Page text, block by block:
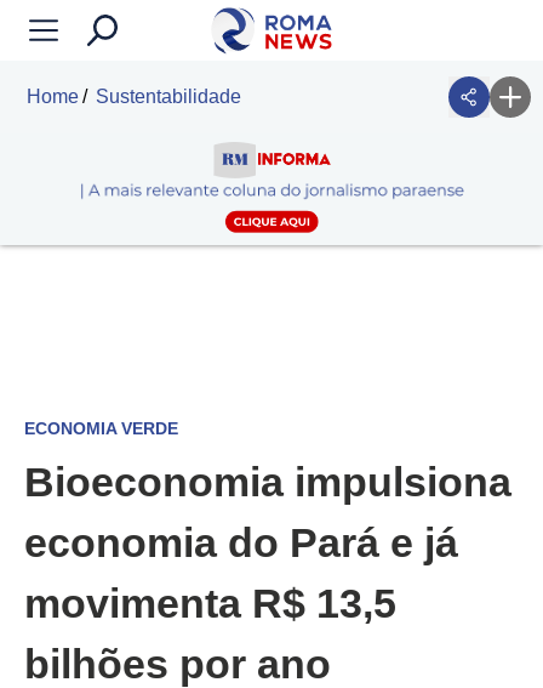
Home Sustentabilidade
ECONOMIA VERDE
Bioeconomia impulsiona
economia do Pará e já
movimenta R$ 13,5
bilhões por ano